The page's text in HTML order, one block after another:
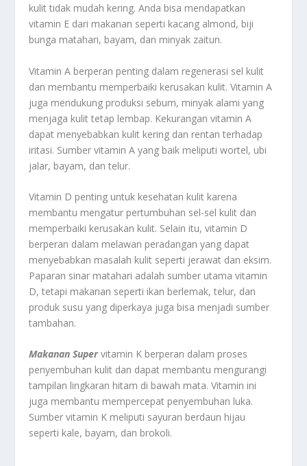
kulit tidak mudah kering. Anda bisa mendapatkan
vitamin E dari makanan seperti kacang almond, biji
bunga matahari, bayam, dan minyak zaitun.
Vitamin A berperan penting dalam regenerasi sel kulit
dan membantu memperbaiki kerusakan kulit. Vitamin A
juga mendukung produksi sebum, minyak alami yang
menjaga kulit tetap lembap. Kekurangan vitamin A
dapat menyebabkan kulit kering dan rentan terhadap
iritasi. Sumber vitamin A yang baik meliputi wortel, ubi
jalar, bayam, dan telur.
Vitamin D penting untuk kesehatan kulit karena
membantu mengatur pertumbuhan sel-sel kulit dan
memperbaiki kerusakan kulit. Selain itu, vitamin D
berperan dalam melawan peradangan yang dapat
menyebabkan masalah kulit seperti jerawat dan eksim.
Paparan sinar matahari adalah sumber utama vitamin
D, tetapi makanan seperti ikan berlemak, telur, dan
produk susu yang diperkaya juga bisa menjadi sumber
tambahan.
Makanan Supervitamin K berperan dalam proses
penyembuhan kulit dan dapat membantu mengurangi
tampilan lingkaran hitam di bawah mata. Vitamin ini
juga membantu mempercepat penyembuhan luka.
Sumber vitamin K meliputi sayuran berdaun hijau
seperti kale, bayam, dan brokoli.